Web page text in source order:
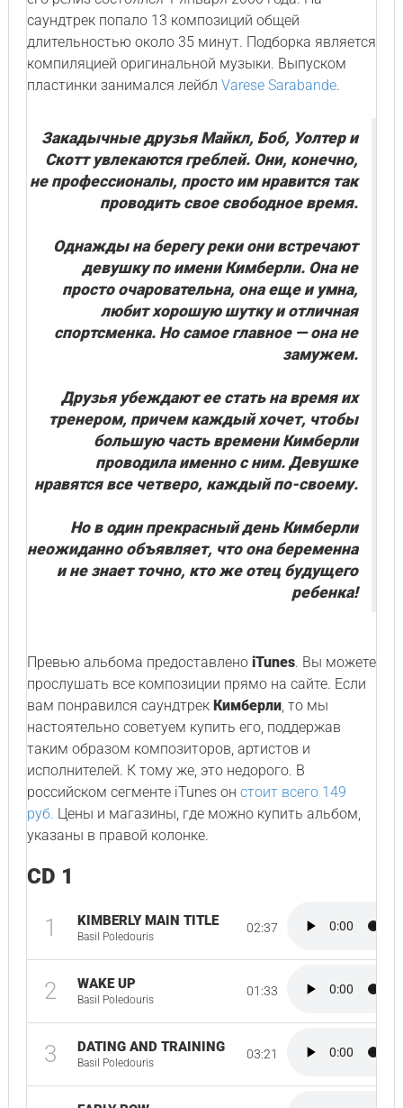
саундтрек попало 13 композиций общей
длительностью около 35 минут. Подборка является
компиляцией оригинальной музыки. Выпуском
пластинки занимался лейбл Varese Sarabande.
Закадычные друзья Майкл, Боб, Уолтер и
Скотт увлекаются греблей. Они, конечно,
не профессионалы, просто им нравится так
проводить свое свободное время.
Однажды на берегу реки они встречают
девушку по имени Кимберли. Она не
просто очаровательна, она еще и умна,
любит хорошую шутку и отличная
спортсменка. Но самое главное — она не
замужем.
Друзья убеждают ее стать на время их
тренером, причем каждый хочет, чтобы
большую часть времени Кимберли
проводила именно с ним. Девушке
нравятся все четверо, каждый по-своему.
Но в один прекрасный день Кимберли
неожиданно объявляет, что она беременна
и не знает точно, кто же отец будущего
ребенка!
Превью альбома предоставлено iTunes. Вы можете
прослушать все композиции прямо на сайте. Если
вам понравился саундтрек Кимберли, то мы
настоятельно советуем купить его, поддержав
таким образом композиторов, артистов и
исполнителей. К тому же, это недорого. В
российском сегменте iTunes он стоит всего 149
руб. Цены и магазины, где можно купить альбом,
указаны в правой колонке.
CD 1
1 KIMBERLY MAIN TITLE
Basil Poledouris
02:37
2 WAKE UP
Basil Poledouris
01:33
3 DATING AND TRAINING
Basil Poledouris
03:21